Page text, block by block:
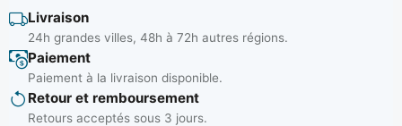
Livraison
24h grandes villes, 48h à 72h autres régions.
Paiement
Paiement à la livraison disponible.
Retour et remboursement
Retours acceptés sous 3 jours.